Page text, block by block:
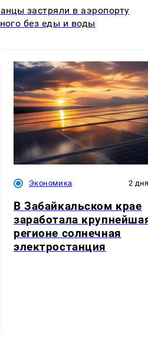
застряли в аэропорту
без еды и воды
Экономика 2
В Забайкальском крае
заработала
регионе солнечная
электростанция